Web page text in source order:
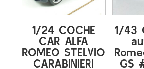
1/24 COCHE
CAR ALFA
ROMEO STELVIO
CARABINIERI
1/43
GS